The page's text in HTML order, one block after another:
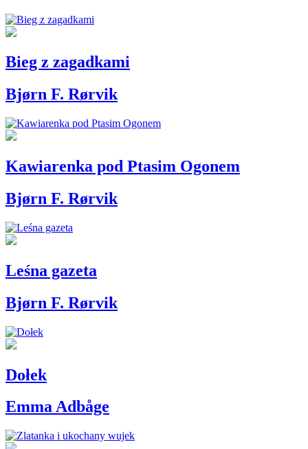
Bieg z zagadkami
Bjørn F. Rørvik
Kawiarenka pod Ptasim Ogonem
Bjørn F. Rørvik
Leśna gazeta
Bjørn F. Rørvik
Dołek
Emma Adbåge